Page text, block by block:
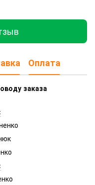
Оплата
заказа